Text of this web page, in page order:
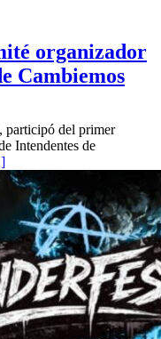
organizador
Cambiemos
participó del primer
Intendentes de